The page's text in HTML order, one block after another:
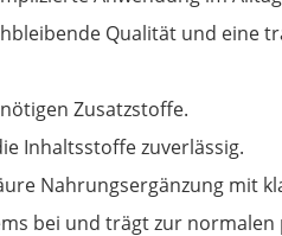
Qualität und eine
Zusatzstoffe.
Inhaltsstoffe zuverlässig.
Nahrungsergänzung mit
bei und trägt zur